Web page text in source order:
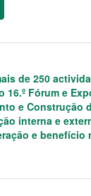
de 250
16.º Fórum e
e Construção
interna e
e benefício